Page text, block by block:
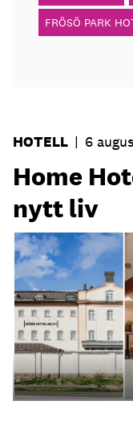
FRÖSÖ PARK
HOTELL | 6
Home
nytt liv
Anna
Bilan.